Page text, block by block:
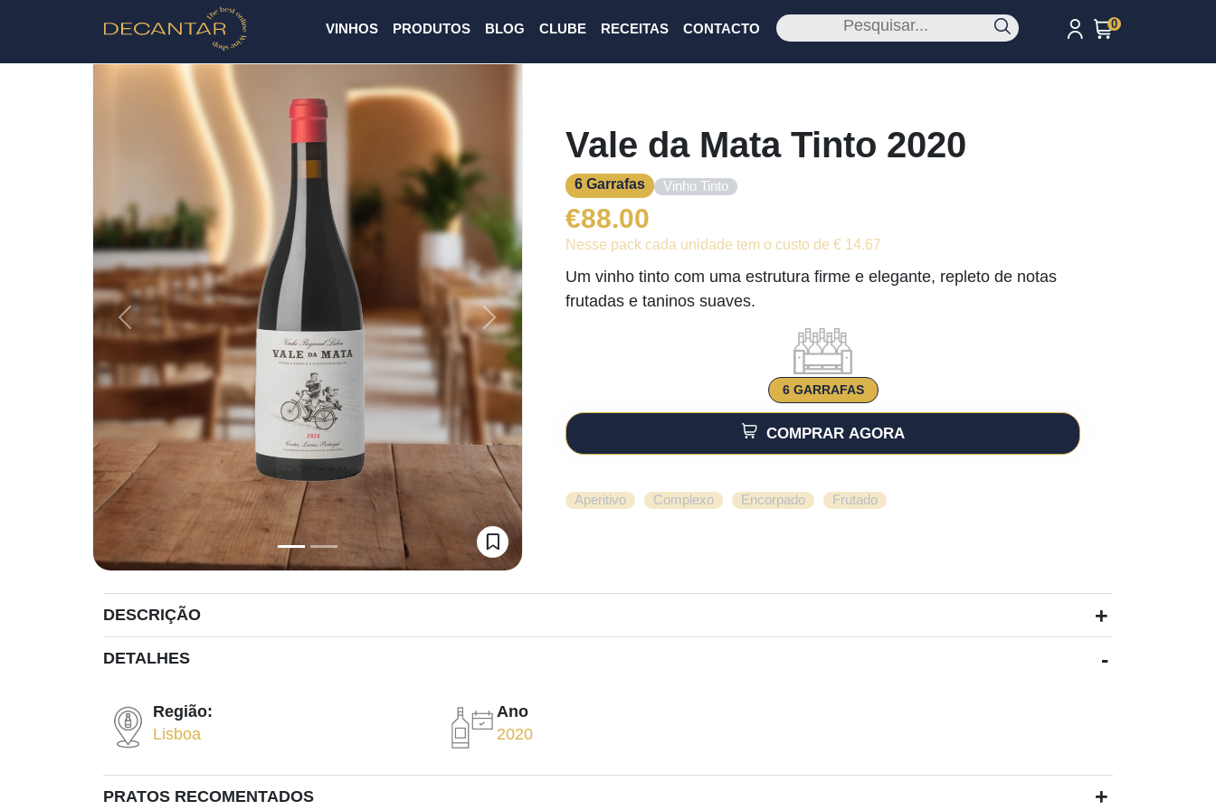
VINHOS PRODUTOS BLOG CLUBE RECEITAS CONTACTO 0
Previous Next
Vale da Mata Tinto 2020
6 Garrafas Vinho Tinto
€88.00
Nesse pack cada unidade tem o custo de € 14.67
Um vinho tinto com uma estrutura firme e elegante, repleto de notas
frutadas e taninos suaves.
6 GARRAFAS
COMPRAR AGORA
Aperitivo Complexo Encorpado Frutado
DESCRIÇÃO +
DETALHES -
Região:
Lisboa
Ano
2020
PRATOS RECOMENTADOS +